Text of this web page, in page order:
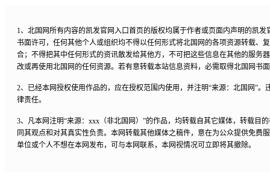
1、北国网所有内容的凯发官网入口首页的版权均属于作者或页面内声明的凯
书面许可，任何其他个人或组织均不得以任何形式将北国网的各项资源转载、
合；不得把其中任何形式的资讯散发给其他方，不可把这些信息在其他的服务
改或再使用北国网的任何资源。若有意转载本站信息资料，必需取得北国网书
2、已经本网授权使用作品的，应在授权范围内使用，并注明“来源：北国网”
律责任。
3、凡本网注明“来源：xxx（非北国网）”的作品，均转载自其它媒体，转载目
同其观点和对其真实性负责。本网转载其他媒体之稿件，意在为公众提供免费
单位或个人不想在本网发布，可与本网联系，本网视情况可立即将其撤除。